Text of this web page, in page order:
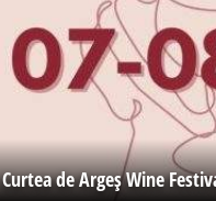
Curtea de Argeş Wine